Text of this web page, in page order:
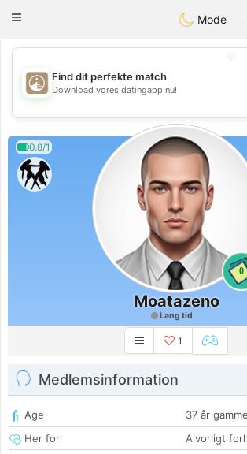
ahebik
Toggle
Mode
💖
💕
Find dit perfekte match
Download vores datingapp nu!
0.8/1
0
Moatazeno
Lang tid
1
Medlemsinformation
Age
37 år
Her for
Alvorligt